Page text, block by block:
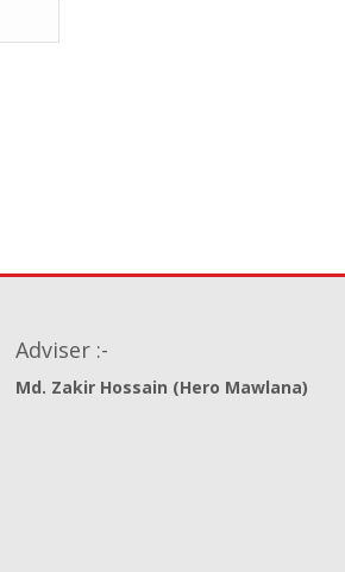
Adviser :-
Md. Zakir Hossain (Hero Mawlana)